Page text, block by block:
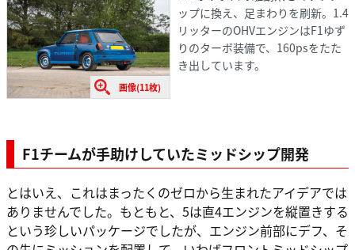
画像(11枚)
ップに換え、足まわりを刷新。1.4
リッターのOHVエンジンはF1ゆず
りのターボ装備で、160psをたた
き出しています。
F1チームが手助けしていたミッドシップ開発
とはいえ、これはまったくのゼロから生まれたアイデアでは
ありませんでした。もともと、5は直4エンジンを縦置きする
という珍しいパッケージでしたが、エンジン前部にデフ、そ